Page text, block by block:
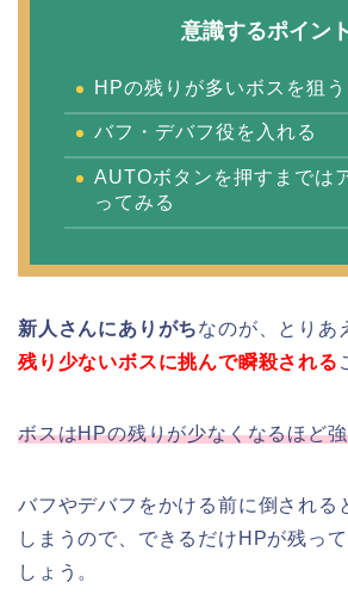
意識するポイント
HPの残りが多いボスを狙う
バフ・デバフ役を入れる
AUTOボタンを押すまでは
ってみる
新人さんにありがちなのが、とりあ
残り少ないボスに挑んで瞬殺される
ボスはHPの残りが少なくなるほど
バフやデバフをかける前に倒される
しまうので、できるだけHPが残っ
しょう。